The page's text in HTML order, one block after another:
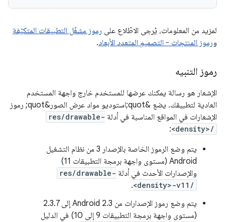
لمزيد من المعلومات، يُرجى الاطّلاع على رموز مشغّل التطبيقات المتكيّفة
ورموز المنتجات - التصميم المتعدد الأبعاد.
رموز التنبيه
الإشعار هو رسالة يمكنك عرضها للمستخدم خارج واجهة المستخدم
العادية لتطبيقك. يضع &quot;استوديو مواد عرض الصور&quot; رموز
الإشعارات في المواقع المناسبة في أدلة res/drawable-
<density>/
:
يتم وضع الرموز الخاصة بالإصدار 3 من نظام التشغيل
Android (مستوى واجهة برمجة التطبيقات 11)
والإصدارات الأحدث في أدلة res/drawable-
<density>-v11/
.
يتم وضع رموز الإصدارات من Android 2.3 إلى 2.3.7
(مستوى واجهة برمجة التطبيقات 9 إلى 10) في الدليل